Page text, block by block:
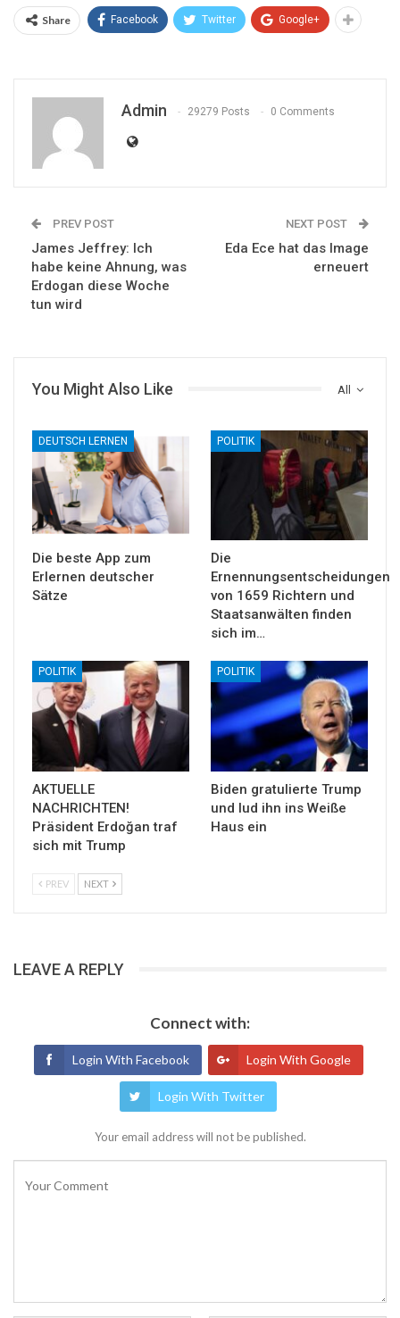
Share Facebook Twitter Google+
Admin 29279 Posts 0 Comments
PREV POST
James Jeffrey: Ich
habe keine Ahnung, was
Erdogan diese Woche
tun wird
NEXT POST
Eda Ece hat das Image
erneuert
All
You Might Also Like
DEUTSCH LERNEN
Die beste App zum
Erlernen deutscher
Sätze
POLITIK
Die
Ernennungsentscheidungen
von 1659 Richtern und
Staatsanwälten finden
sich im…
POLITIK
AKTUELLE
NACHRICHTEN!
Präsident Erdoğan traf
sich mit Trump
POLITIK
Biden gratulierte Trump
und lud ihn ins Weiße
Haus ein
PREV NEXT
LEAVE A REPLY
Connect with:
Login With Facebook Login With Google
Login With Twitter
Your email address will not be published.